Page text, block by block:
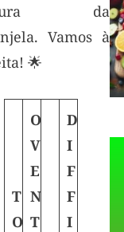
da
Vamos à
🌟
T
O
O
V
E
N
T
D
I
F
F
I